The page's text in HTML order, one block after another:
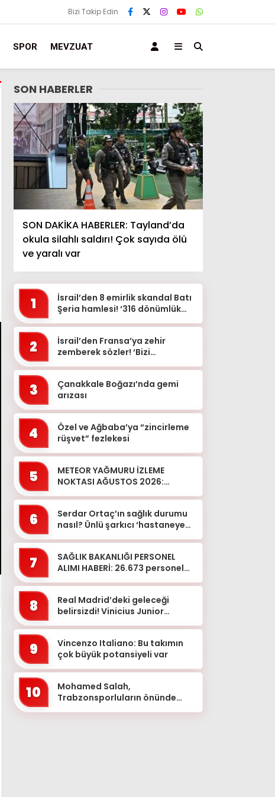
Bizi Takip Edin
SPOR MEVZUAT
SON HABERLER
SON DAKİKA HABERLER: Tayland’da
okula silahlı saldırı! Çok sayıda ölü
ve yaralı var
1
İsrail’den 8 emirlik skandal Batı
Şeria hamlesi! ‘316 dönümlük
2
İsrail’den Fransa’ya zehir
zemberek sözler! ‘Bizi
3
Çanakkale Boğazı’nda gemi
arızası
4
Özel ve Ağbaba’ya “zincirleme
rüşvet” fezlekesi
5
METEOR YAĞMURU İZLEME
NOKTASI AĞUSTOS 2026:
mi? Çıpl...
6
Serdar Ortaç’ın sağlık durumu
nasıl? Ünlü şarkıcı ‘hastaneye
7
SAĞLIK BAKANLIĞI PERSONEL
ALIMI HABERİ: 26.673 personel
pe...
8
Real Madrid’deki geleceği
belirsizdi! Vinicius Junior
9
Vincenzo Italiano: Bu takımın
çok büyük potansiyeli var
10
Mohamed Salah,
Trabzonsporluların önünde